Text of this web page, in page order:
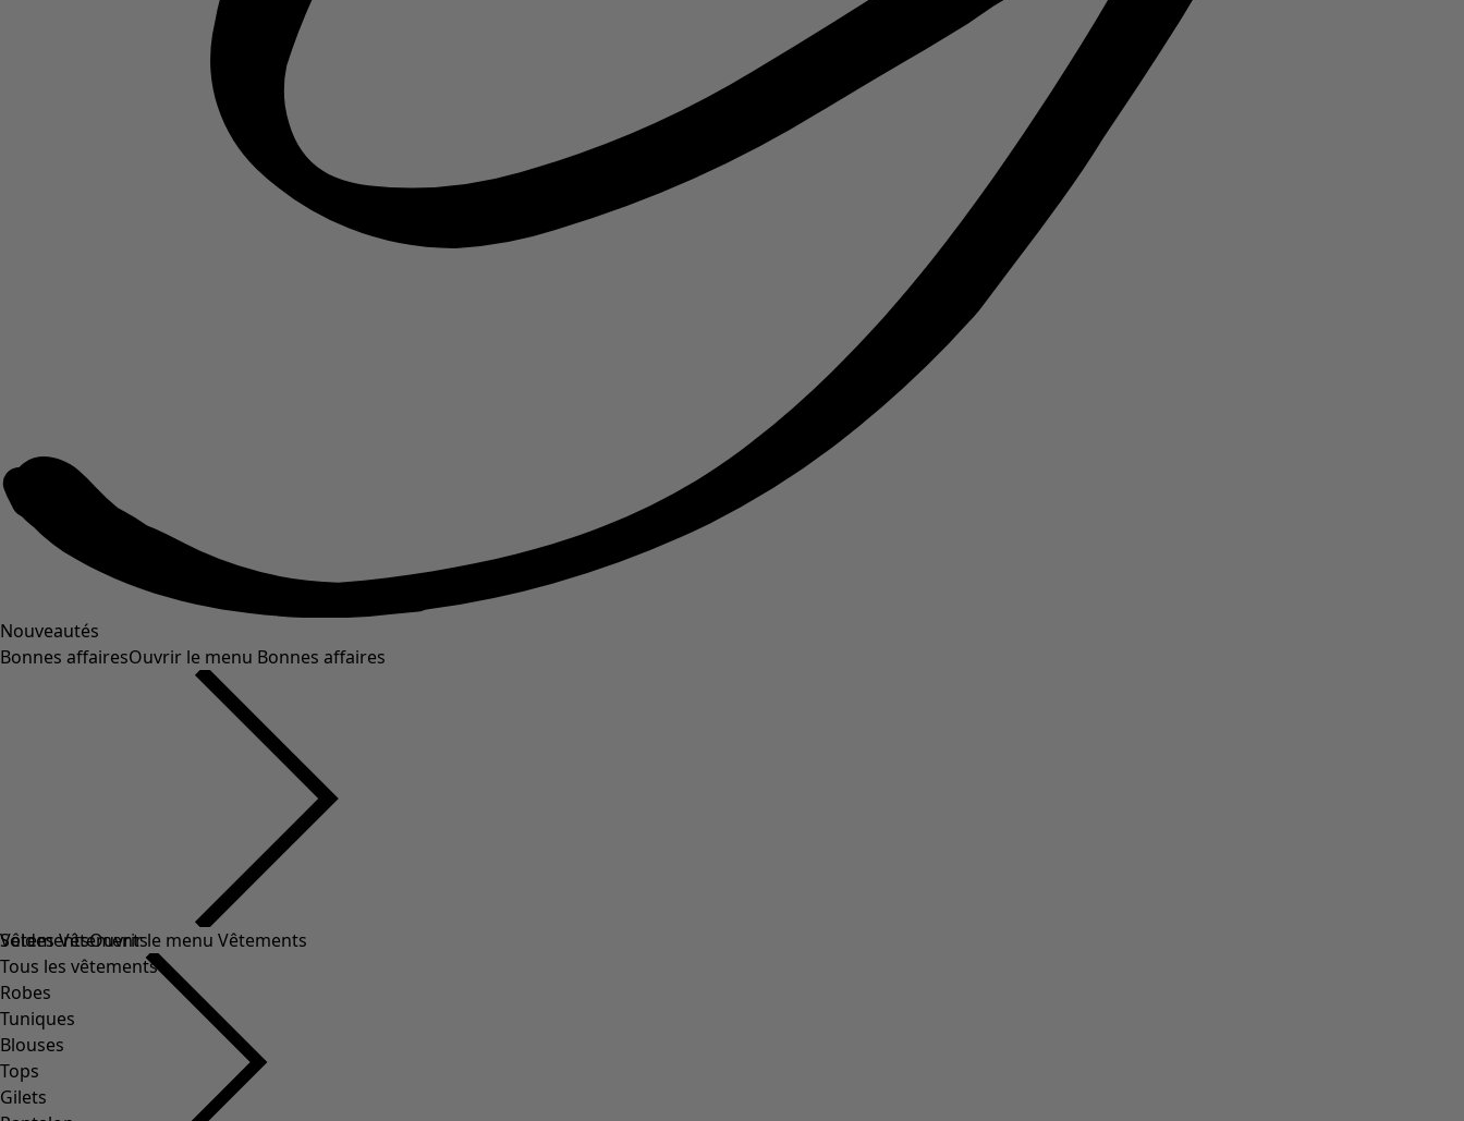
Nouveautés
Bonnes affairesOuvrir le menu Bonnes affaires
Soldes Vêtements
Tous les vêtements
Robes
Tuniques
Blouses
Tops
Gilets
VêtementsOuvrir le menu Vêtements